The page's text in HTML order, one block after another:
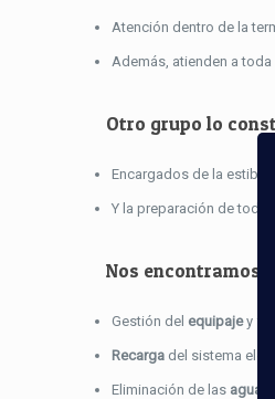
Atención dentro de la
Además, atienden a
Otro grupo lo
Encargados de la estiba
Y la preparación de toda
Nos encontramos
Gestión del equipajey
Recarga del sistema
Eliminación de las aguas